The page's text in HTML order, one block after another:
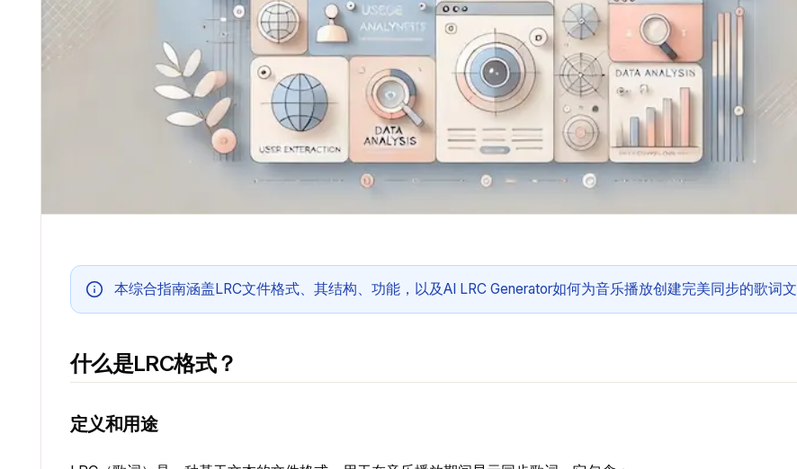
本综合指南涵盖LRC文件格式、其结构、功能，以及AI LRC Generator如何为音乐播放创建完美同步的歌词文
什么是LRC格式？
定义和用途